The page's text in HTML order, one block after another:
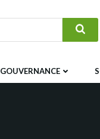
GOUVERNANCE